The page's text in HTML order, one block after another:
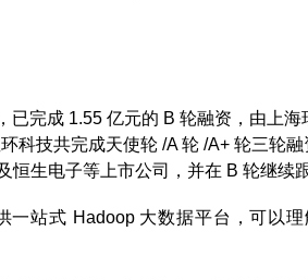
已完成 1.55 亿元的 B 轮融资，由上
科技共完成天使轮 /A 轮 /A+ 轮三轮
恒生电子等上市公司，并在 B 轮继续跟
一站式 Hadoop 大数据平台，可以